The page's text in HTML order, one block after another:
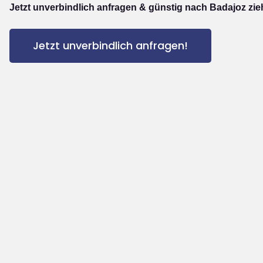
Jetzt unverbindlich anfragen & günstig nach Badajoz
Jetzt unverbindlich anfragen!